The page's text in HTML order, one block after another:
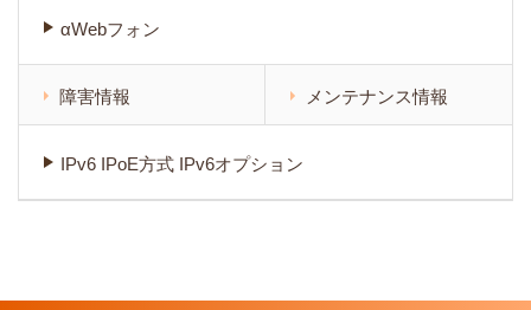
αWebフォン
障害情報 メンテナンス情報
IPv6 IPoE方式 IPv6オプション